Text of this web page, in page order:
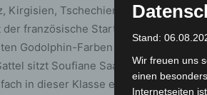
Kirgisien, Tschechien und Frankreich
der französische Start-Trainer Henri-
Godolphin-Farben von Scheich
sitzt Soufiane Saadi, ein
in dieser Klasse erfolgreich war.
Stand:
Wir freuen uns
einen
Internetseiten